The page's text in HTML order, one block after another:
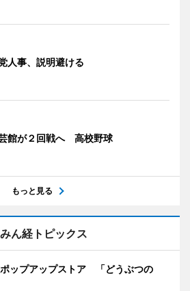
人事、説明避ける
館が２回戦へ 高校野球
もっと見る
みん経トピックス
ップアップストア 「どうぶつの